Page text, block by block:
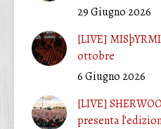
29 Giugno 2026
[LIVE]
ottobre
6 Giugno 2026
[LIVE]
presenta